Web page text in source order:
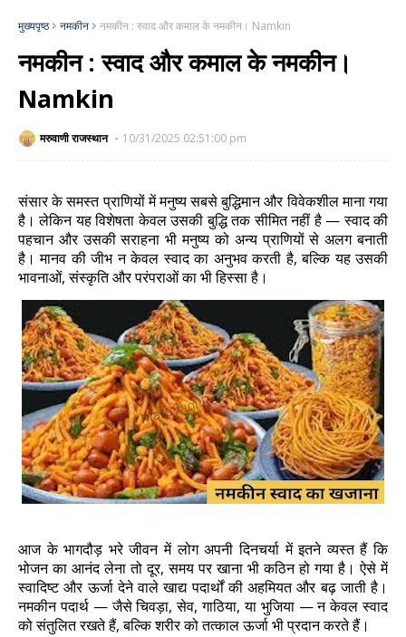
मुख्यपृष्ठ नमकीन नमकीन : स्वाद और कमाल के नमकीन। Namkin
नमकीन : स्वाद और कमाल के नमकीन।
Namkin
मरुवाणी राजस्थान 10/31/2025 02:51:00 pm
संसार के समस्त प्राणियों में मनुष्य सबसे बुद्धिमान और विवेकशील माना गया
है। लेकिन यह विशेषता केवल उसकी बुद्धि तक सीमित नहीं है — स्वाद की
पहचान और उसकी सराहना भी मनुष्य को अन्य प्राणियों से अलग बनाती
है। मानव की जीभ न केवल स्वाद का अनुभव करती है, बल्कि यह उसकी
भावनाओं, संस्कृति और परंपराओं का भी हिस्सा है।
आज के भागदौड़ भरे जीवन में लोग अपनी दिनचर्या में इतने व्यस्त हैं कि
भोजन का आनंद लेना तो दूर, समय पर खाना भी कठिन हो गया है। ऐसे में
स्वादिष्ट और ऊर्जा देने वाले खाद्य पदार्थों की अहमियत और बढ़ जाती है।
नमकीन पदार्थ — जैसे चिवड़ा, सेव, गाठिया, या भुजिया — न केवल स्वाद
को संतुलित रखते हैं, बल्कि शरीर को तत्काल ऊर्जा भी प्रदान करते हैं।